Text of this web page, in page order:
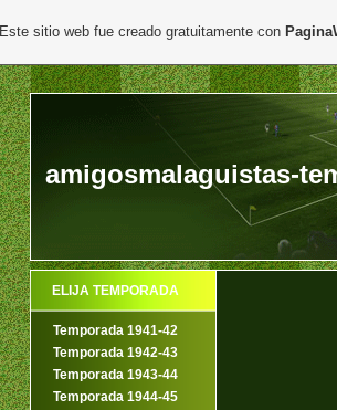
amigosmalaguistas-
ELIJA TEMPORADA
Temporada 1941-42
Temporada 1942-43
Temporada 1943-44
Temporada 1944-45
Este sitio web fue creado gratuitamente con